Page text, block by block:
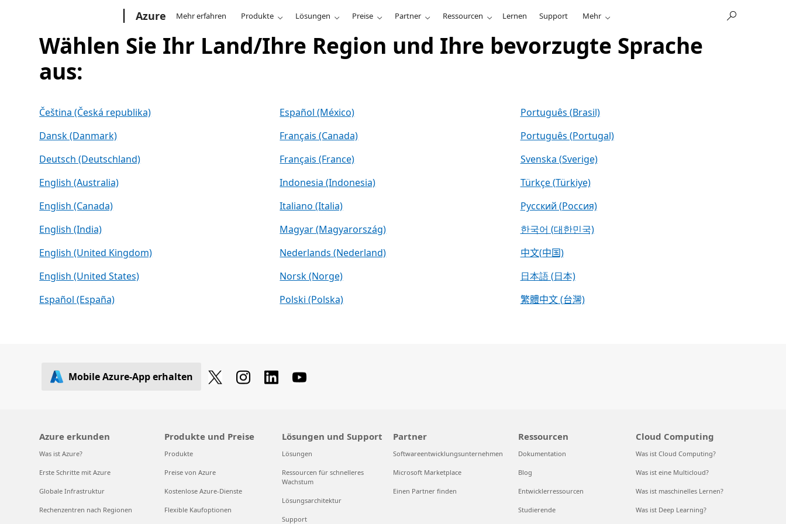
Azure Mehr erfahren Produkte Lösungen Preise Partner Ressourcen Lernen Support Mehr
Wählen Sie Ihr Land/Ihre Region und Ihre bevorzugte Sprache
aus:
Čeština (Česká republika)
Dansk (Danmark)
Deutsch (Deutschland)
English (Australia)
English (Canada)
English (India)
English (United Kingdom)
English (United States)
Español (España)
Español (México)
Français (Canada)
Français (France)
Indonesia (Indonesia)
Italiano (Italia)
Magyar (Magyarország)
Nederlands (Nederland)
Norsk (Norge)
Polski (Polska)
Português (Brasil)
Português (Portugal)
Svenska (Sverige)
Türkçe (Türkiye)
Русский (Россия)
한국어 (대한민국)
中文(中国)
日本語 (日本)
繁體中文 (台灣)
Mobile Azure-App erhalten
Azure erkunden
Was ist Azure?
Erste Schritte mit Azure
Globale Infrastruktur
Rechenzentren nach Regionen
Produkte und Preise
Produkte
Preise von Azure
Kostenlose Azure-Dienste
Flexible Kaufoptionen
Lösungen und Support
Lösungen
Ressourcen für schnelleres
Wachstum
Lösungsarchitektur
Support
Partner
Softwareentwicklungsunternehmen
Microsoft Marketplace
Einen Partner finden
Ressourcen
Dokumentation
Blog
Entwicklerressourcen
Studierende
Cloud Computing
Was ist Cloud Computing?
Was ist eine Multicloud?
Was ist maschinelles Lernen?
Was ist Deep Learning?